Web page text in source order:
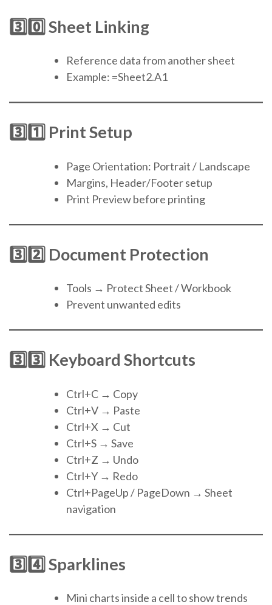
3️⃣0️⃣ Sheet Linking
Reference data from another sheet
Example: =Sheet2.A1
3️⃣1️⃣ Print Setup
Page Orientation: Portrait / Landscape
Margins, Header/Footer setup
Print Preview before printing
3️⃣2️⃣ Document Protection
Tools → Protect Sheet / Workbook
Prevent unwanted edits
3️⃣3️⃣ Keyboard Shortcuts
Ctrl+C → Copy
Ctrl+V → Paste
Ctrl+X → Cut
Ctrl+S → Save
Ctrl+Z → Undo
Ctrl+Y → Redo
Ctrl+PageUp / PageDown → Sheet
navigation
3️⃣4️⃣ Sparklines
Mini charts inside a cell to show trends